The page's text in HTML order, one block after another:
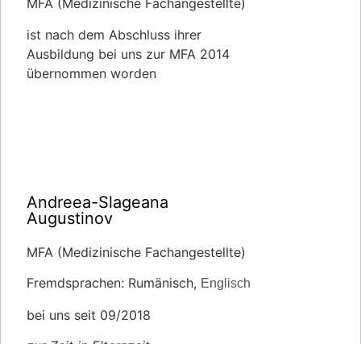
MFA (Medizinische Fachangestellte)
ist nach dem Abschluss ihrer
Ausbildung bei uns zur MFA 2014
übernommen worden
Andreea-Slageana
Augustinov
MFA (Medizinische Fachangestellte)
Fremdsprachen: Rumänisch, Englisch
bei uns seit 09/2018